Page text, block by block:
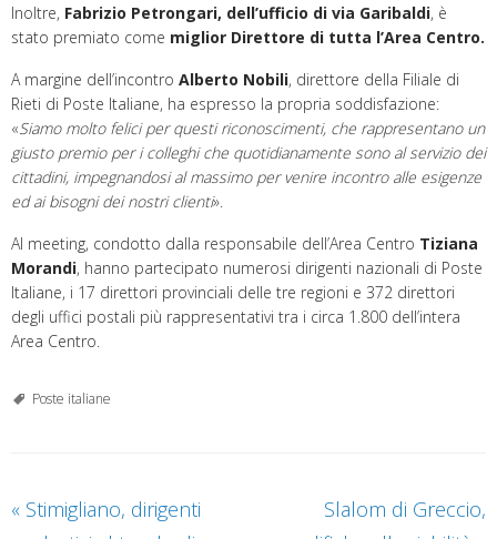
Inoltre, Fabrizio Petrongari, dell’ufficio di via Garibaldi, è
stato premiato come miglior Direttore di tutta l’Area Centro.
A margine dell’incontro Alberto Nobili, direttore della Filiale di
Rieti di Poste Italiane, ha espresso la propria soddisfazione:
«Siamo molto felici per questi riconoscimenti, che rappresentano un
giusto premio per i colleghi che quotidianamente sono al servizio dei
cittadini, impegnandosi al massimo per venire incontro alle esigenze
ed ai bisogni dei nostri clienti».
Al meeting, condotto dalla responsabile dell’Area Centro Tiziana
Morandi, hanno partecipato numerosi dirigenti nazionali di Poste
Italiane, i 17 direttori provinciali delle tre regioni e 372 direttori
degli uffici postali più rappresentativi tra i circa 1.800 dell’intera
Area Centro.
Poste italiane
« Stimigliano, dirigenti
Slalom di Greccio,